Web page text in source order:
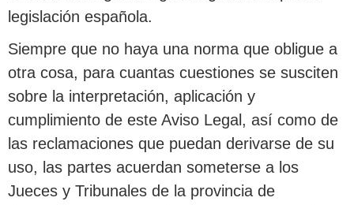
legislación española.
Siempre que no haya una norma que obligue a
otra cosa, para cuantas cuestiones se susciten
sobre la interpretación, aplicación y
cumplimiento de este Aviso Legal, así como de
las reclamaciones que puedan derivarse de su
uso, las partes acuerdan someterse a los
Jueces y Tribunales de la provincia de